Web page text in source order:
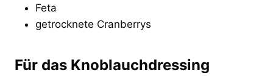
Feta
getrocknete Cranberrys
Für das Knoblauchdressing